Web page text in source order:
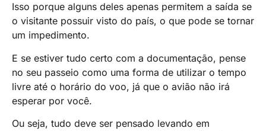
Isso porque alguns deles apenas permitem a saída se
o visitante possuir visto do país, o que pode se tornar
um impedimento.
E se estiver tudo certo com a documentação, pense
no seu passeio como uma forma de utilizar o tempo
livre até o horário do voo, já que o avião não irá
esperar por você.
Ou seja, tudo deve ser pensado levando em